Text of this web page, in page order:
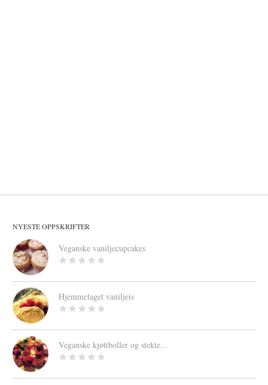
NYESTE OPPSKRIFTER
Veganske vaniljecupcakes
Hjemmelaget vaniljeis
Veganske kjøttboller og stekte...